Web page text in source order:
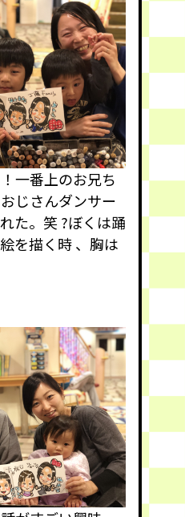
一番上のお兄ち
じさんダンサー
た。笑 ?ぼくは踊
を描く時 、胸は